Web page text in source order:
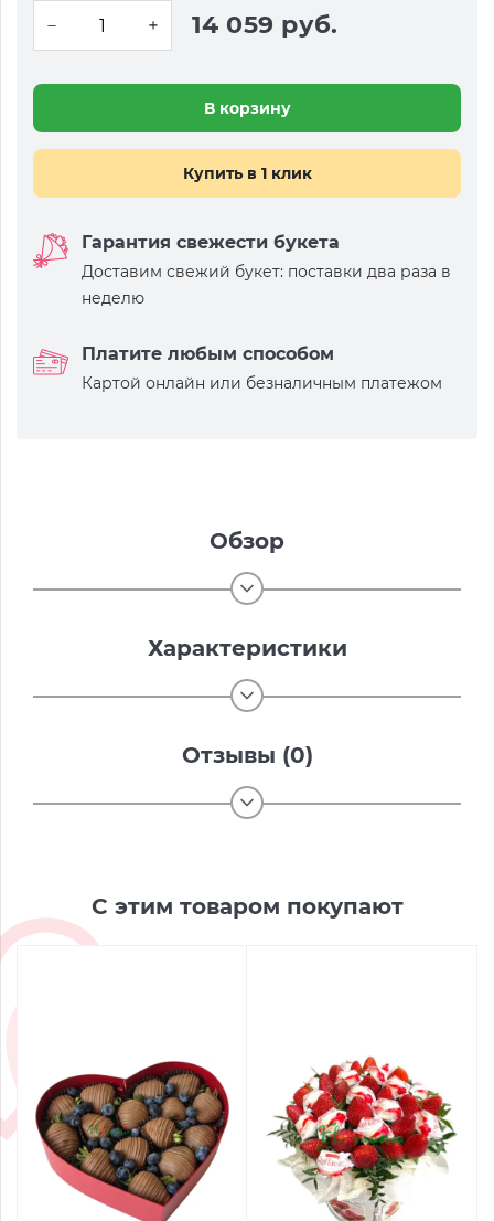
14 059 руб.
В корзину
Купить в 1 клик
Гарантия свежести букета
Доставим свежий букет: поставки два раза в
неделю
Платите любым способом
Картой онлайн или безналичным платежом
Обзор
Характеристики
Отзывы (0)
С этим товаром покупают